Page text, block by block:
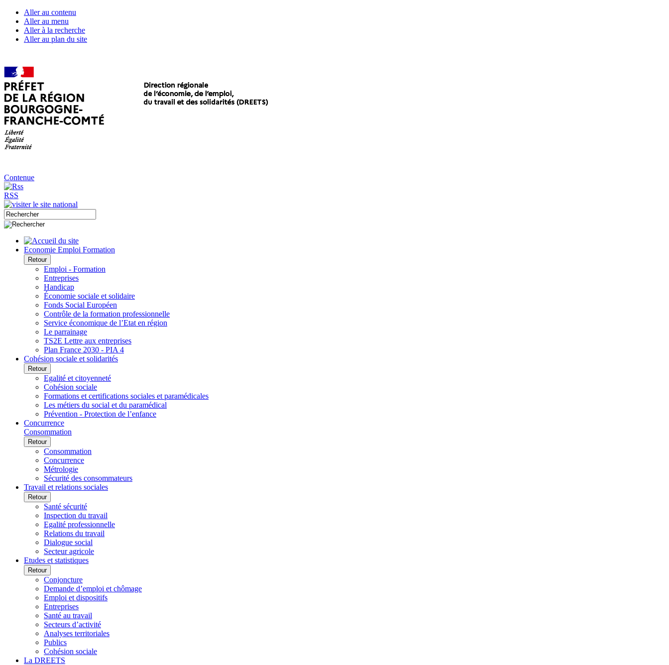
Aller au contenu
Aller au menu
Aller à la recherche
Aller au plan du site
Contenue
RSS
Economie Emploi Formation
Retour
Emploi - Formation
Entreprises
Handicap
Économie sociale et solidaire
Fonds Social Européen
Contrôle de la formation professionnelle
Service économique de l’Etat en région
Le parrainage
TS2E Lettre aux entreprises
Plan France 2030 - PIA 4
Cohésion sociale et solidarités
Retour
Egalité et citoyenneté
Cohésion sociale
Formations et certifications sociales et paramédicales
Les métiers du social et du paramédical
Prévention - Protection de l’enfance
Concurrence
Consommation
Retour
Consommation
Concurrence
Métrologie
Sécurité des consommateurs
Travail et relations sociales
Retour
Santé sécurité
Inspection du travail
Egalité professionnelle
Relations du travail
Dialogue social
Secteur agricole
Etudes et statistiques
Retour
Conjoncture
Demande d’emploi et chômage
Emploi et dispositifs
Entreprises
Santé au travail
Secteurs d’activité
Analyses territoriales
Publics
Cohésion sociale
La DREETS